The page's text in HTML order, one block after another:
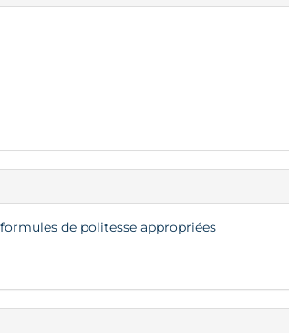
de politesse appropriées